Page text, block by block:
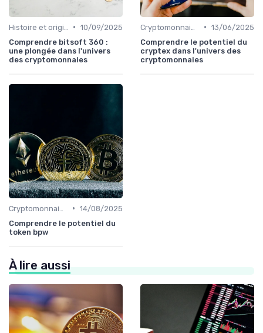
• 10/09/2025
Comprendre bitsoft 360 :
une plongée dans l'univers
des cryptomonnaies
• 13/06/2025
Comprendre le potentiel du
cryptex dans l'univers des
cryptomonnaies
• 14/08/2025
Comprendre le potentiel du
token bpw
À lire aussi